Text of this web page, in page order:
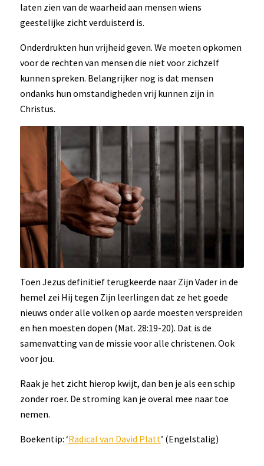
laten zien van de waarheid aan mensen wiens
geestelijke zicht verduisterd is.
Onderdrukten hun vrijheid geven. We moeten opkomen
voor de rechten van mensen die niet voor zichzelf
kunnen spreken. Belangrijker nog is dat mensen
ondanks hun omstandigheden vrij kunnen zijn in
Christus.
Toen Jezus definitief terugkeerde naar Zijn Vader in de
hemel zei Hij tegen Zijn leerlingen dat ze het goede
nieuws onder alle volken op aarde moesten verspreiden
en hen moesten dopen (Mat. 28:19-20). Dat is de
samenvatting van de missie voor alle christenen. Ook
voor jou.
Raak je het zicht hierop kwijt, dan ben je als een schip
zonder roer. De stroming kan je overal mee naar toe
nemen.
Boekentip: ‘Radical van David Platt’ (Engelstalig)